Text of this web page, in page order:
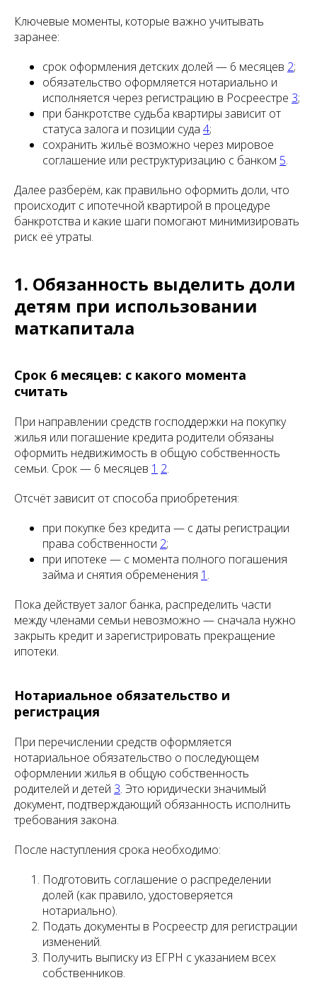
Ключевые моменты, которые важно учитывать
заранее:
срок оформления детских долей — 6 месяцев 2;
обязательство оформляется нотариально и
исполняется через регистрацию в Росреестре 3;
при банкротстве судьба квартиры зависит от
статуса залога и позиции суда 4;
сохранить жильё возможно через мировое
соглашение или реструктуризацию с банком 5.
Далее разберём, как правильно оформить доли, что
происходит с ипотечной квартирой в процедуре
банкротства и какие шаги помогают минимизировать
риск её утраты.
1. Обязанность выделить доли
детям при использовании
маткапитала
Срок 6 месяцев: с какого момента
считать
При направлении средств господдержки на покупку
жилья или погашение кредита родители обязаны
оформить недвижимость в общую собственность
семьи. Срок — 6 месяцев 1 2.
Отсчёт зависит от способа приобретения:
при покупке без кредита — с даты регистрации
права собственности 2;
при ипотеке — с момента полного погашения
займа и снятия обременения 1 .
Пока действует залог банка, распределить части
между членами семьи невозможно — сначала нужно
закрыть кредит и зарегистрировать прекращение
ипотеки.
Нотариальное обязательство и
регистрация
При перечислении средств оформляется
нотариальное обязательство о последующем
оформлении жилья в общую собственность
родителей и детей 3. Это юридически значимый
документ, подтверждающий обязанность исполнить
требования закона.
После наступления срока необходимо:
Подготовить соглашение о распределении
долей (как правило, удостоверяется
нотариально).
Подать документы в Росреестр для регистрации
изменений.
Получить выписку из ЕГРН с указанием всех
собственников.